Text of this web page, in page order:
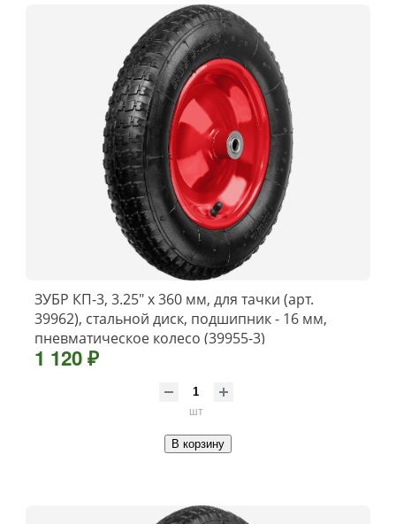
ЗУБР КП-3, 3.25″ х 360 мм, для тачки (арт.
39962), стальной диск, подшипник - 16 мм,
пневматическое колесо (39955-3)
1 120 ₽
шт
В корзину